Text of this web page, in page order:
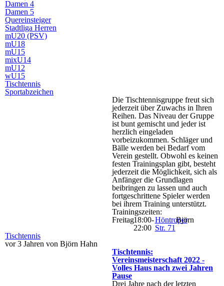
Damen 4
Damen 5
Quereinsteiger
Stadtliga Herren
mU20 (PSV)
mU18
mU15
mixU14
mU12
wU15
Tischtennis
Sportabzeichen
Die Tischtennisgruppe freut sich
jederzeit über Zuwachs in Ihren
Reihen. Das Niveau der Gruppe
ist bunt gemischt und jeder ist
herzlich eingeladen
vorbeizukommen. Schläger und
Bälle werden bei Bedarf vom
Verein gestellt. Obwohl es keinen
festen Trainingsplan gibt, besteht
jederzeit die Möglichkeit, sich als
Anfänger die Grundlagen
beibringen zu lassen und auch
fortgeschrittene Spieler werden
bei ihrem Training unterstützt.
Trainingszeiten:
Freitag18:00-
22:00
Höntroper
Str. 71
Björn
Tischtennis
vor 3 Jahren von Björn Hahn
Tischtennis:
Vereinsmeisterschaft 2022 -
Volles Haus nach zwei Jahren
Pause
Drei Jahre nach der letzten